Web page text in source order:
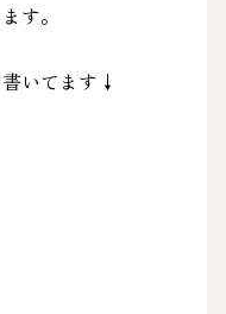
す。
いてます↓